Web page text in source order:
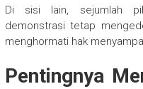
Di sisi lain, sejumlah
demonstrasi tetap
menghormati hak
Pentingnya